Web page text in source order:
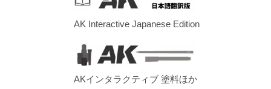
AK Interactive Japanese Edition
AKインタラクティブ 塗料ほか